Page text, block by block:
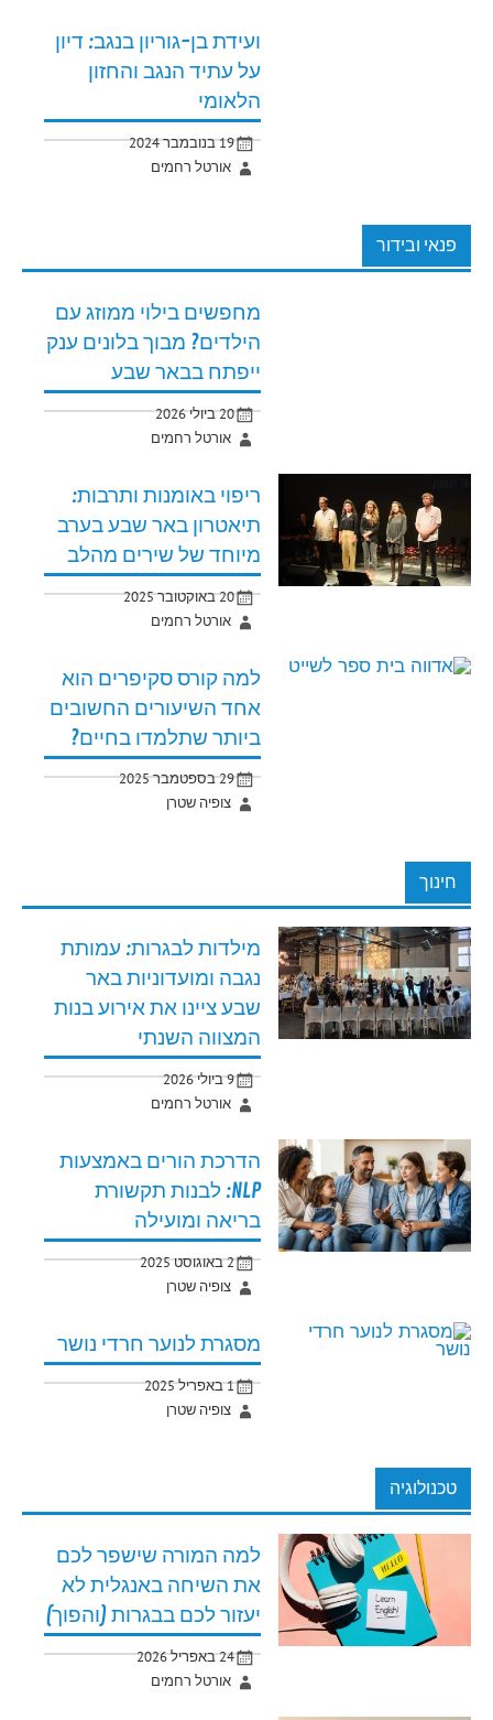
ועידת בן-גוריון בנגב: דיון
על עתיד הנגב והחזון
הלאומי
19 בנובמבר 2024
אורטל רחמים
פנאי ובידור
מחפשים בילוי ממוזג עם
הילדים? מבוך בלונים ענק
ייפתח בבאר שבע
20 ביולי 2026
אורטל רחמים
ריפוי באומנות ותרבות:
תיאטרון באר שבע בערב
מיוחד של שירים מהלב
20 באוקטובר 2025
אורטל רחמים
למה קורס סקיפרים הוא
אחד השיעורים החשובים
ביותר שתלמדו בחיים?
29 בספטמבר 2025
צופיה שטרן
חינוך
מילדות לבגרות: עמותת
נגבה ומועדוניות באר
שבע ציינו את אירוע בנות
המצווה השנתי
9 ביולי 2026
אורטל רחמים
הדרכת הורים באמצעות
NLP: לבנות תקשורת
בריאה ומועילה
2 באוגוסט 2025
צופיה שטרן
מסגרת לנוער חרדי נושר
1 באפריל 2025
צופיה שטרן
טכנולוגיה
למה המורה שישפר לכם
את השיחה באנגלית לא
יעזור לכם בבגרות (והפוך)
24 באפריל 2026
אורטל רחמים